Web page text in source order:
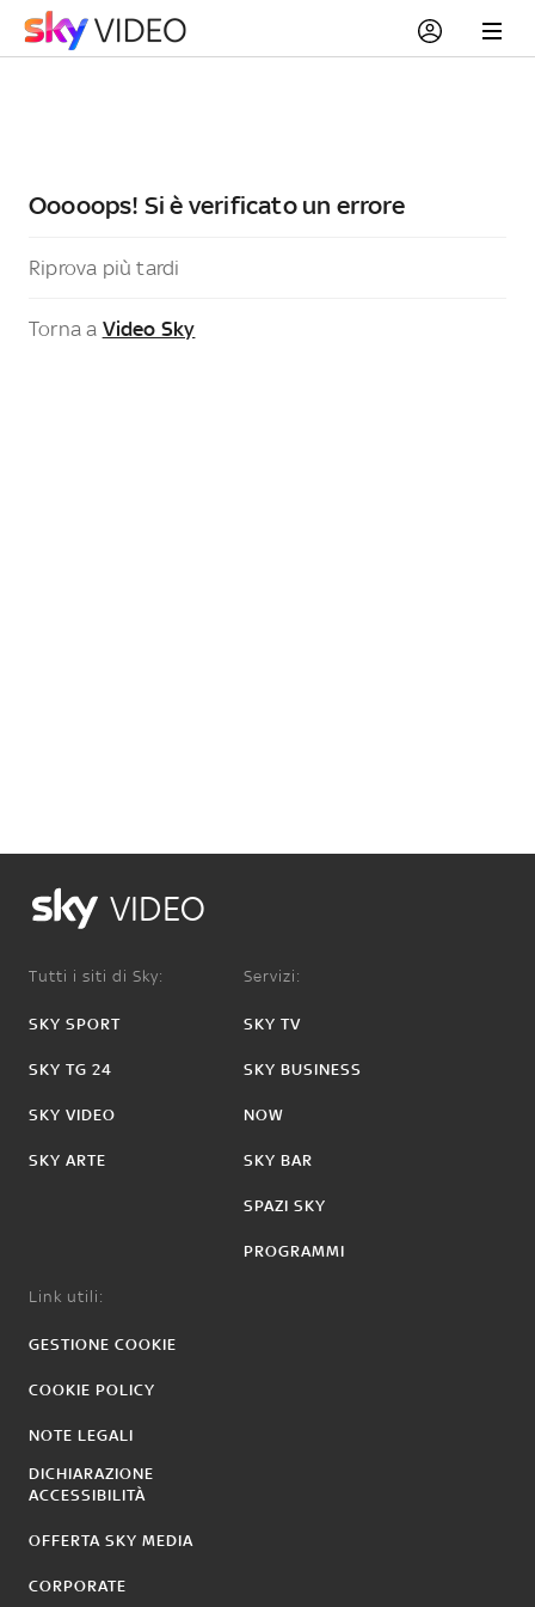
Ooooops! Si è verificato un errore
Riprova più tardi
Torna a Video Sky
VIDEO
Tutti i siti di Sky:
SKY SPORT
SKY TG 24
SKY VIDEO
SKY ARTE
Servizi:
SKY TV
SKY BUSINESS
NOW
SKY BAR
SPAZI SKY
PROGRAMMI
Link utili:
GESTIONE COOKIE
COOKIE POLICY
NOTE LEGALI
DICHIARAZIONE
ACCESSIBILITÀ
OFFERTA SKY MEDIA
CORPORATE